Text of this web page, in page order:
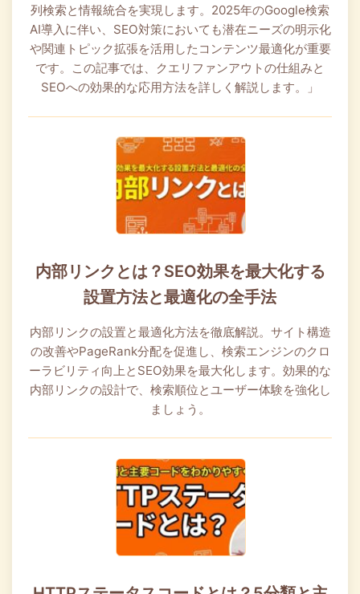
列検索と情報統合を実現します。2025年のGoogle検索
AI導入に伴い、SEO対策においても潜在ニーズの明示化
や関連トピック拡張を活用したコンテンツ最適化が重要
です。この記事では、クエリファンアウトの仕組みと
SEOへの効果的な応用方法を詳しく解説します。」
内部リンクとは？SEO効果を最大化する
設置方法と最適化の全手法
内部リンクの設置と最適化方法を徹底解説。サイト構造
の改善やPageRank分配を促進し、検索エンジンのクロ
ーラビリティ向上とSEO効果を最大化します。効果的な
内部リンクの設計で、検索順位とユーザー体験を強化し
ましょう。